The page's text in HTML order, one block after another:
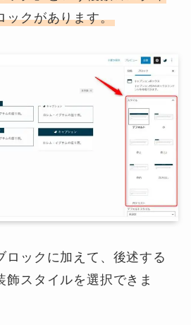
ックがあります。
ロックに加えて、後述する
飾スタイルを選択できま